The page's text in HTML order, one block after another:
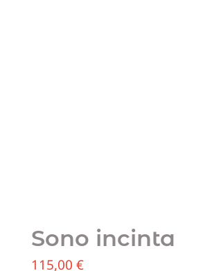
Sono incinta
115,00 €